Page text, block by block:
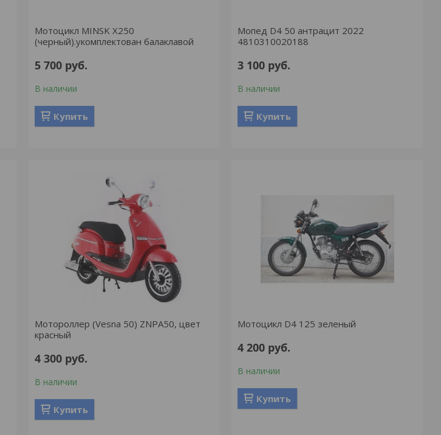
Мотоцикл MINSK X250
(черный).укомплектован балаклавой
5 700 руб.
В наличии
Купить
Мопед D4 50 антрацит 2022
4810310020188
3 100 руб.
В наличии
Купить
Мотороллер (Vesna 50) ZNPA50, цвет
красный
4 300 руб.
В наличии
Купить
Мотоцикл D4 125 зеленый
4 200 руб.
В наличии
Купить